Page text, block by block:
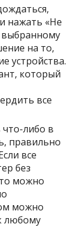
нажать «Не
на то,
устройства.
который
все
что-либо в
правильно
все
без
можно
можно
любому